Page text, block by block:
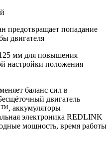
предотвращает попадание
двигателя
мм для повышения
настройки положения
баланс сил в
двигатель
аккумуляторы
электроника REDLINK
мощность, время работы